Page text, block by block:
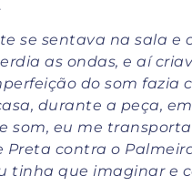
se sentava na sala e
as ondas, e aí
do som fazia
durante a peça,
som, eu me
contra o
tinha que imaginar e